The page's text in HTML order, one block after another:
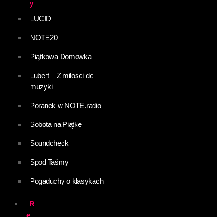
y
LUCID
NOTE20
Piątkowa Domówka
Lubert – Z miłości do
muzyki
Poranek w NOTE.radio
Sobota na Piątke
Soundcheck
Spod Taśmy
Pogaduchy o klasykach
R
e